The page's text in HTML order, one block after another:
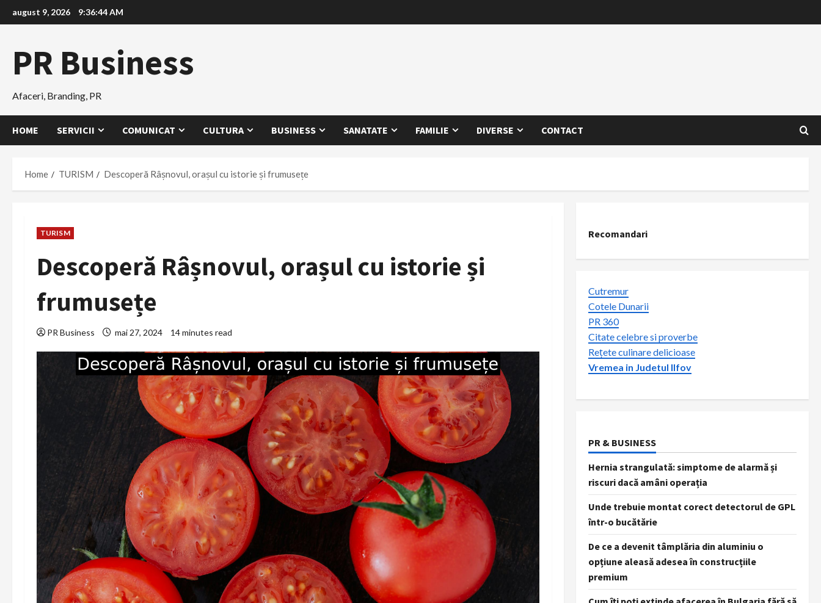
to
august 9, 2026 9:36:45 AM
PR Business
Afaceri, Branding, PR
HOME SERVICII COMUNICAT CULTURA BUSINESS SANATATE FAMILIE DIVERSE CONTACT
Home TURISM Descoperă Râșnovul, orașul cu istorie și frumusețe
TURISM
Descoperă Râșnovul, orașul cu istorie și
frumusețe
PR Business mai 27, 2024 14 minutes read
Recomandari
Cutremur
Cotele Dunarii
PR 360
Citate celebre si proverbe
Rețete culinare delicioase
Vremea in Judetul Ilfov
PR & BUSINESS
Hernia strangulată: simptome de alarmă și
riscuri dacă amâni operația
Unde trebuie montat corect detectorul de GPL
într-o bucătărie
De ce a devenit tâmplăria din aluminiu o
opțiune aleasă adesea în construcțiile
premium